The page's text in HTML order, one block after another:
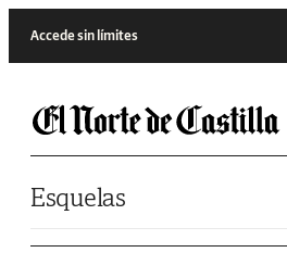
Accede sin límites
Esquelas